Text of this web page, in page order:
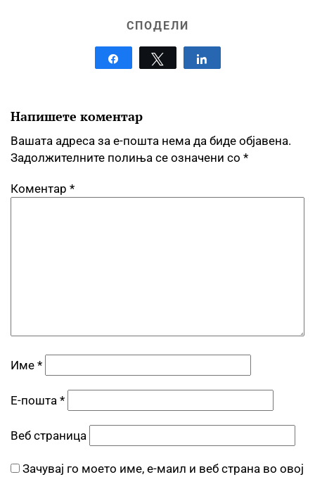
СПОДЕЛИ
Tweet
Напишете коментар
Вашата адреса за е-пошта нема да биде објавена.
Задолжителните полиња се означени со *
Коментар *
Име *
Е-пошта *
Веб страница
Зачувај го моето име, е-маил и веб страна во овој